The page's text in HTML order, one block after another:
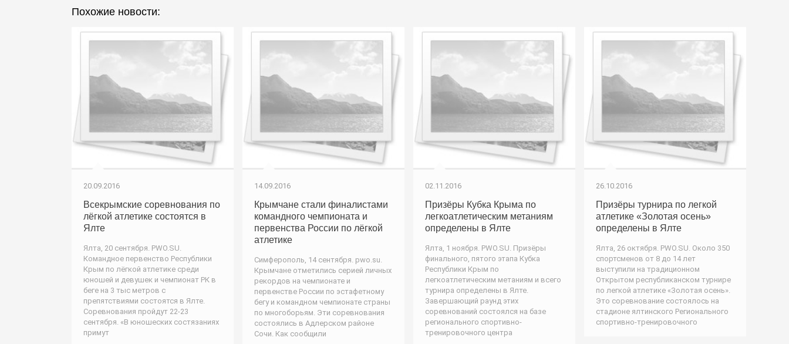
Похожие новости:
20.09.2016
Всекрымские соревнования по
лёгкой атлетике состоятся в
Ялте
Ялта, 20 сентября. PWO.SU.
Командное первенство Республики
Крым по лёгкой атлетике среди
юношей и девушек и чемпионат РК в
беге на 3 тыс метров с
препятствиями состоятся в Ялте.
Соревнования пройдут 22-23
сентября. «В юношеских состязаниях
примут
14.09.2016
Крымчане стали финалистами
командного чемпионата и
первенства России по лёгкой
атлетике
Симферополь, 14 сентября. pwo.su.
Крымчане отметились серией личных
рекордов на чемпионате и
первенстве России по эстафетному
бегу и командном чемпионате страны
по многоборьям. Эти соревнования
состоялись в Адлерском районе
Сочи. Как сообщили
02.11.2016
Призёры Кубка Крыма по
легкоатлетическим метаниям
определены в Ялте
Ялта, 1 ноября. PWO.SU. Призёры
финального, пятого этапа Кубка
Республики Крым по
легкоатлетическим метаниям и всего
турнира определены в Ялте.
Завершающий раунд этих
соревнований состоялся на базе
регионального спортивно-
тренировочного центра
26.10.2016
Призёры турнира по легкой
атлетике «Золотая осень»
определены в Ялте
Ялта, 26 октября. PWO.SU. Около 350
спортсменов от 8 до 14 лет
выступили на традиционном
Открытом республиканском турнире
по легкой атлетике «Золотая осень».
Это соревнование состоялось на
стадионе ялтинского Регионального
спортивно-тренировочного